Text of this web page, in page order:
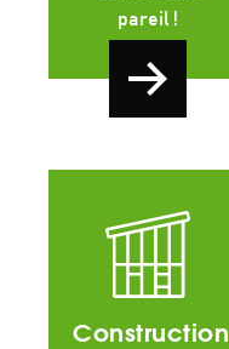
pareil !
Construction